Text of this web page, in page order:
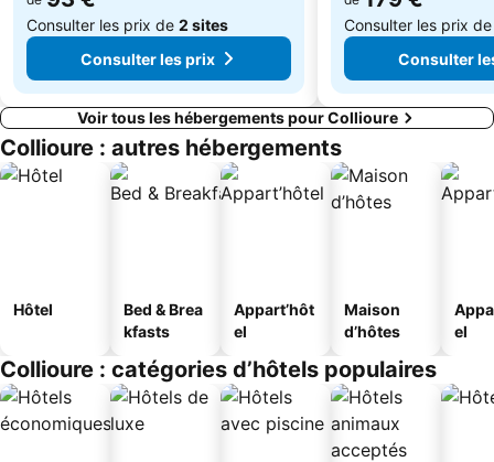
Consulter les prix de 2 sites
Consulter les prix
Consulter les prix
Consulter
Voir tous les hébergements pour Collioure
Collioure : autres hébergements
Hôtel
Bed & Brea
kfasts
Appart’hôt
el
Maison
d’hôtes
el
Collioure : catégories d’hôtels populaires